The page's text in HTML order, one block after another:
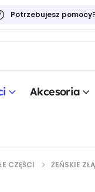
Potrzebujesz
Akcesoria
CZĘŚCI ŻEŃSKIE